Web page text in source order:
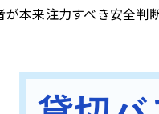
が本来注力すべき安全判